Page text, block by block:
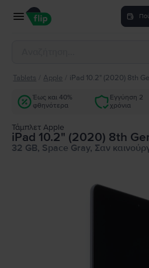
Tablets Apple iPad 10.2" (2020) 8th
Έως και 40%
φθηνότερα
Εγγύηση 2
χρόνια
Τάμπλετ Apple
iPad 10.2" (2020) 8th
32 GB, Space Gray, Σαν